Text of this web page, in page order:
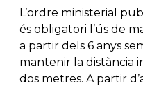
L’ordre ministerial
és obligatori l’ús de
a partir dels 6 anys
mantenir la distància
dos metres. A partir